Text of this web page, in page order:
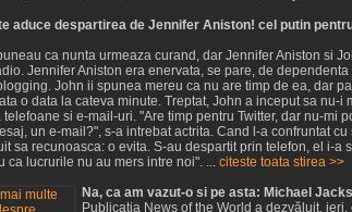
aduce despartirea de Jennifer Aniston! cel putin
ca nunta urmeaza curand, dar Jennifer Aniston si
Jennifer Aniston era enervata, se pare, de
John ii spunea mereu ca nu are timp de ea, dar
o data la cateva minute. Treptat, John a inceput sa nu-i
si e-mail-uri. "Are timp pentru Twitter, dar nu-mi
un e-mail?", s-a intrebat actrita. Cand l-a confruntat cu
sa recunoasca: o evita. S-au despartit prin telefon, el i-a
ca lucrurile nu au mers intre noi". ... citeste toata stirea >>
Na, ca am vazut-o si pe asta: Michael
Publicaţia News of the World a dezvăluit,